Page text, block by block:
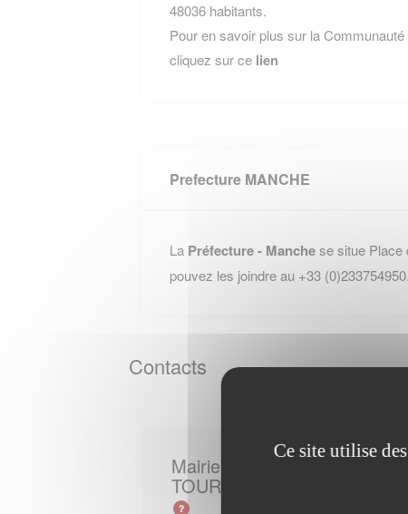
48036 habitants.
Pour en savoir plus sur la
cliquez sur ce lien
Prefecture MANCHE
La Préfecture - Manchese situe Place
pouvez les joindre au +33 (0)233754950.
Contacts
Mairie de
TOURVILLE SUR SIENNE
Ce site utilise